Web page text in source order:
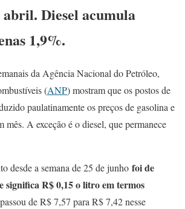
abril. Diesel acumula
1,9%.
da Agência Nacional do Petróleo,
(ANP) mostram que os postos de
paulatinamente os preços de gasolina e
mês. A exceção é o diesel, que permanece
desde a semana de 25 de junho foi de
significa R$ 0,15 o litro em termos
de R$ 7,57 para R$ 7,42 nesse